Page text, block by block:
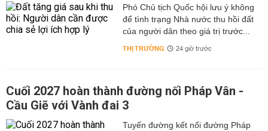
Phó Chủ tịch Quốc hội lưu ý không
để tình trạng Nhà nước thu hồi đất
của người dân theo giá trị trước...
THỊ TRƯỜNG 24 giờ trước
Cuối 2027 hoàn thành đường nối Pháp Vân -
Cầu Giẽ với Vành đai 3
Tuyến đường kết nối đường Pháp